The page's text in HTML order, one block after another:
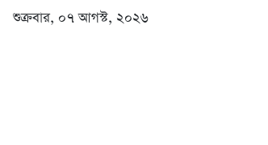
শুক্রবার, ০৭ আগস্ট, ২০২৬